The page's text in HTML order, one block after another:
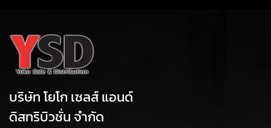
บริษัท โยโก เซลส์ แอนด์
ดิสทริบิวชั่น จำกัด